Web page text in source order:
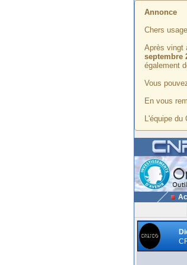
Annonce
Chers
Après vingt
septembre
également
Vous
En vous
L'équipe du